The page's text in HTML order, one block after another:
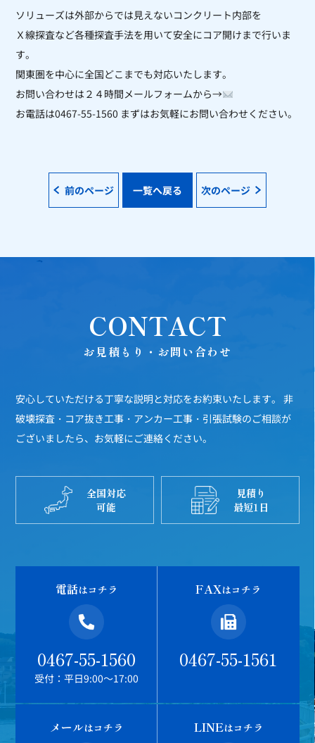
ソリューズは外部からでは見えないコンクリート内部を
Ｘ線探査など各種探査手法を用いて安全にコア開けまで行いま
す。
関東圏を中心に全国どこまでも対応いたします。
お問い合わせは２４時間メールフォームから→
お電話は0467-55-1560 まずはお気軽にお問い合わせください。
前のページ 一覧へ戻る 次のページ
CONTACT
お見積もり・お問い合わせ
安心していただける丁寧な説明と対応をお約束いたします。
非
破壊探査・コア抜き工事・アンカー工事・引張試験のご相談が
ございましたら、お気軽にご連絡ください。
全国対応
可能
見積り
最短1日
電話はコチラ
0467-55-1560
受付：平日9:00～17:00
FAXはコチラ
0467-55-1561
メールはコチラ LINEはコチラ